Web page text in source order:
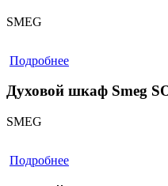
SMEG
Подробнее
Духовой шкаф Smeg
SMEG
Подробнее